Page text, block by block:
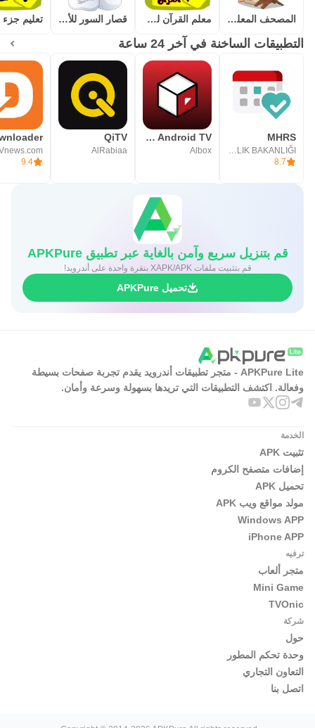
المصحف المعلم للاطفال (جزء عم) معلم القرآن للاطفال (بدون نت) قصار السور للأطفال بدون نت
التطبيقات الساخنة في آخر 24 ساعة
MHRS
8.7
Cinema Box Android TV
Albox
QiTV
AlRabiaa
9.4
قم بتنزيل سريع وآمن بالغاية عبر تطبيق APKPure
قم بتثبيت ملفات XAPK/APK بنقرة واحدة على أندرويد!
تحميل APKPure
APKPure Lite - متجر تطبيقات أندرويد يقدم تجربة صفحات بسيطة
وفعالة. اكتشف التطبيقات التي تريدها بسهولة وسرعة وأمان.
الخدمة
تثبيت APK
إضافات متصفح الكروم
تحميل APK
مولد مواقع ويب APK
Windows APP
iPhone APP
ترفيه
متجر ألعاب
Mini Game
TVOnic
شركة
حول
وحدة تحكم المطور
التعاون التجاري
اتصل بنا